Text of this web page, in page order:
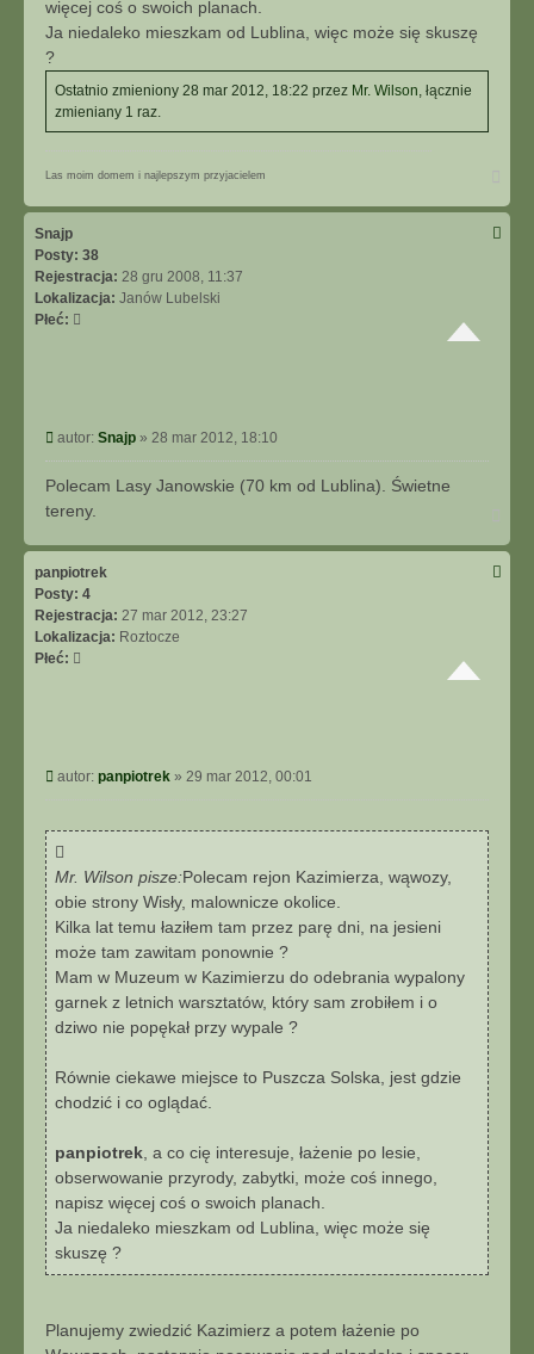
więcej coś o swoich planach.
Ja niedaleko mieszkam od Lublina, więc może się skuszę
?
Ostatnio zmieniony 28 mar 2012, 18:22 przez Mr. Wilson, łącznie
zmieniany 1 raz.
Las moim domem i najlepszym przyjacielem
g
ó
Snajp
Posty: 38
Rejestracja: 28 gru 2008, 11:37
Lokalizacja: Janów Lubelski
Płeć:
P
o
s
autor: Snajp » 28 mar 2012, 18:10
Polecam Lasy Janowskie (70 km od Lublina). Świetne
tereny.
g
ó
panpiotrek
Posty: 4
Rejestracja: 27 mar 2012, 23:27
Lokalizacja: Roztocze
Płeć:
Pautor: panpiotrek » 29 mar 2012, 00:01
Mr. Wilson pisze:Polecam rejon Kazimierza, wąwozy,
obie strony Wisły, malownicze okolice.
Kilka lat temu łaziłem tam przez parę dni, na jesieni
może tam zawitam ponownie ?
Mam w Muzeum w Kazimierzu do odebrania wypalony
garnek z letnich warsztatów, który sam zrobiłem i o
dziwo nie popękał przy wypale ?
Równie ciekawe miejsce to Puszcza Solska, jest gdzie
chodzić i co oglądać.
panpiotrek, a co cię interesuje, łażenie po lesie,
obserwowanie przyrody, zabytki, może coś innego,
napisz więcej coś o swoich planach.
Ja niedaleko mieszkam od Lublina, więc może się
skuszę ?
Planujemy zwiedzić Kazimierz a potem łażenie po